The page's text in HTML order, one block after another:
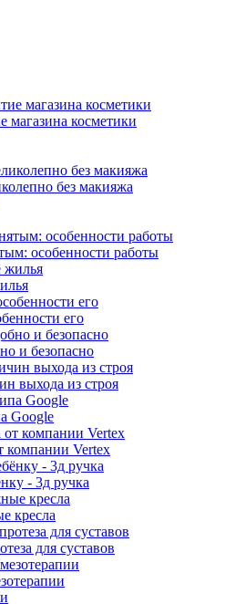
магазина косметики
без макияжа
особенности работы
его
и безопасно
выхода из строя
Google
компании Vertex
- 3д ручка
кресла
для суставов